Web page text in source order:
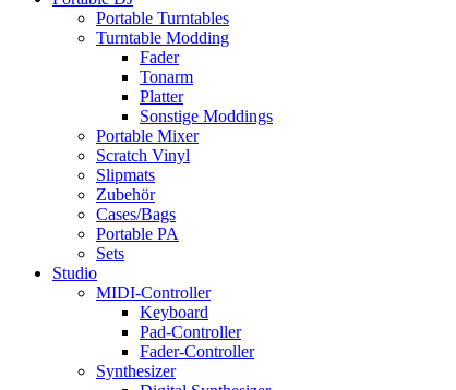
Portable Turntables
Turntable Modding
Fader
Tonarm
Platter
Sonstige Moddings
Portable Mixer
Scratch Vinyl
Slipmats
Zubehör
Cases/Bags
Portable PA
Sets
Studio
MIDI-Controller
Keyboard
Pad-Controller
Fader-Controller
Synthesizer